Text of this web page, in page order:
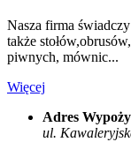
Nasza firma
także
piwnych, mównic...
Więcej
Adres
ul.